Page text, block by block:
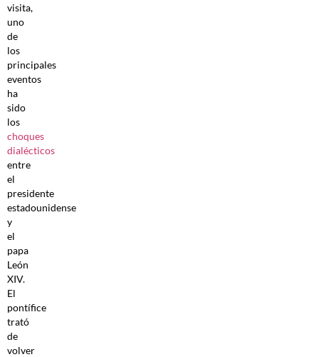
visita,
uno
de
los
principales
eventos
ha
sido
los
choques
dialécticos
entre
el
presidente
estadounidense
y
el
papa
León
XIV.
El
pontífice
trató
de
volver